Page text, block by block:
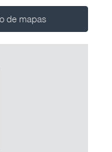
de mapas